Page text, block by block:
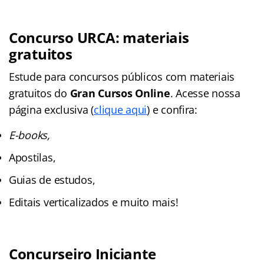
Concurso URCA: materiais
gratuitos
Estude para concursos públicos com materiais
gratuitos do Gran Cursos Online. Acesse nossa
página exclusiva (clique aqui) e confira:
E-books,
Apostilas,
Guias de estudos,
Editais verticalizados e muito mais!
Concurseiro Iniciante